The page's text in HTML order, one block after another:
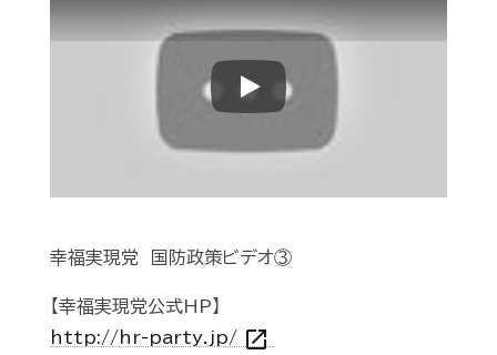
Play
幸福実現党 国防政策ビデオ③
【幸福実現党公式HP】
http://hr-party.jp/ open_in_new